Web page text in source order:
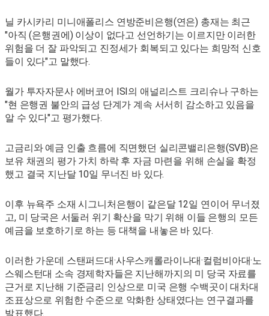
닐 카시카리 미니애폴리스 연방준비은행(연은) 총재는 최근
"아직 (은행권에) 이상이 없다고 선언하기는 이르지만 이러한
위험을 더 잘 파악되고 진정세가 회복되고 있다는 희망적 신호
들이 있다"고 말했다.
월가 투자자문사 에버코어 ISI의 애널리스트 크리슈나 구하는
"현 은행권 불안의 급성 단계가 계속 서서히 감소하고 있음을
알 수 있다"고 평가했다.
고금리와 예금 인출 흐름에 직면했던 실리콘밸리은행(SVB)은
보유 채권의 평가 가치 하락 후 자금 마련을 위해 손실을 확정
했고 결국 지난달 10일 무너진 바 있다.
이후 뉴욕주 소재 시그니처은행이 같은달 12일 연이어 무너졌
고, 미 당국은 서둘러 위기 확산을 막기 위해 이들 은행의 모든
예금을 보호하기로 하는 등 대책을 내놓은 바 있다.
이러한 가운데 스탠퍼드대·사우스캐롤라이나대·컬럼비아대·노
스웨스턴대 소속 경제학자들은 지난해까지의 미 당국 자료를
근거로 지난해 기준금리 인상으로 미국 은행 수백곳이 대차대
조표상으로 위험한 수준으로 악화한 상태였다는 연구결과를
발표했다.